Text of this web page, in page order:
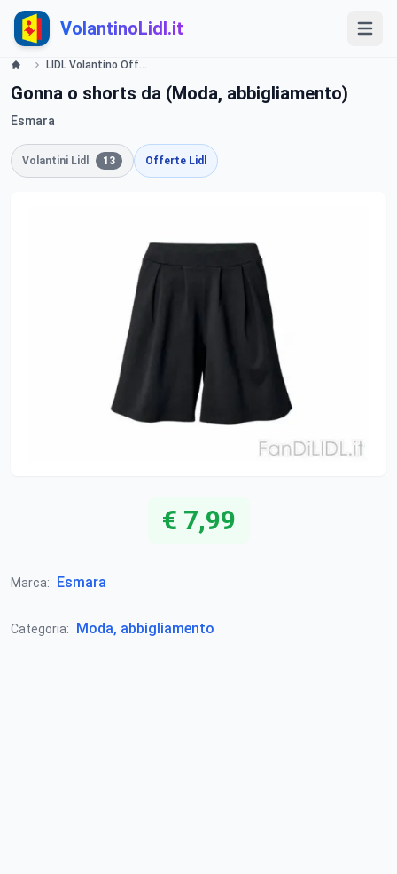
VolantinoLidl.it
LIDL Volantino Offerte e Promozioni - Mamma Fashion - Offerte valide dal 2 maggio 2016 Lidl
Gonna o shorts da (Moda, abbigliamento)
Esmara
Volantini Lidl 13 Offerte Lidl
€ 7,99
Marca: Esmara
Categoria: Moda, abbigliamento